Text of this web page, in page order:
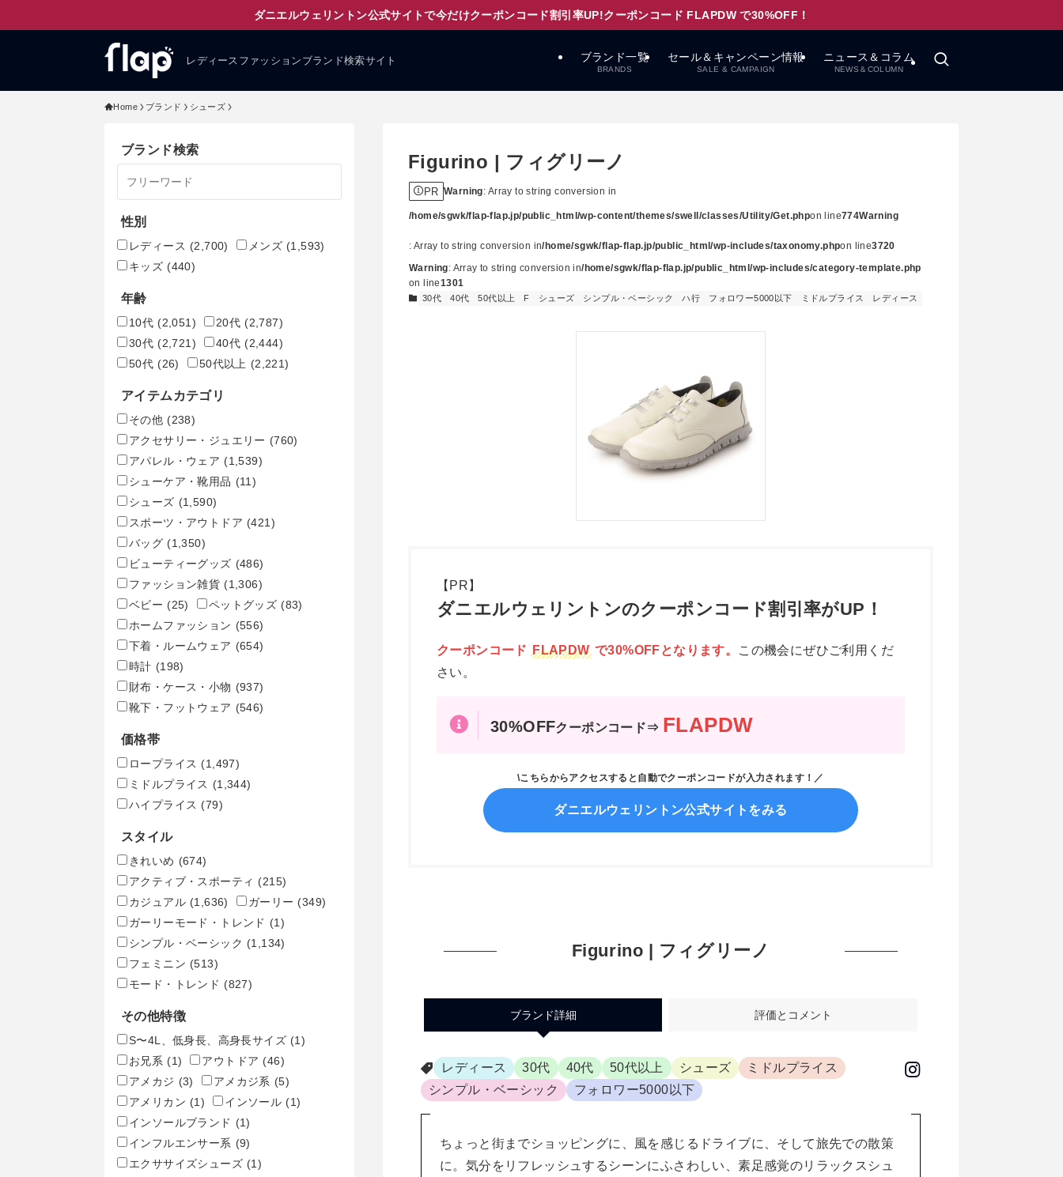
ダニエルウェリントン公式サイトで今だけクーポンコード割引率UP!クーポンコード FLAPDW で30%OFF！
レディースファッションブランド検索サイト ブランド一覧
BRANDS
セール＆キャンペーン情報
SALE & CAMPAIGN
ニュース＆コラム
NEWS＆COLUMN
Home ブランド シューズ
Figurino | フィグリーノ
PR Warning: Array to string conversion in
/home/sgwk/flap-flap.jp/public_html/wp-content/themes/swell/classes/Utility/Get.phpon line774Warning
: Array to string conversion in/home/sgwk/flap-flap.jp/public_html/wp-includes/taxonomy.phpon line3720
Warning: Array to string conversion in/home/sgwk/flap-flap.jp/public_html/wp-includes/category-template.php
on line1301
30代 40代 50代以上 F シューズ シンプル・ベーシック ハ行 フォロワー5000以下 ミドルプライス レディース
【PR】
ダニエルウェリントンのクーポンコード割引率がUP！
クーポンコードFLAPDWで30%OFFとなります。
この機会にぜひご利用くだ
さい。
30%OFFクーポンコード⇒ FLAPDW
\こちらからアクセスすると自動でクーポンコードが入力されます！／
ダニエルウェリントン公式サイトをみる
Figurino | フィグリーノ
ブランド詳細 評価とコメント
レディース 30代 40代 50代以上 シューズ
ミドルプライス
シンプル・ベーシック
フォロワー5000以下
ちょっと街までショッピングに、風を感じるドライブに、そして旅先での散策
に。気分をリフレッシュするシーンにふさわしい、素足感覚のリラックスシュ
ブランド検索
性別
レディース (2,700) メンズ (1,593)
キッズ (440)
年齢
10代 (2,051) 20代 (2,787)
30代 (2,721) 40代 (2,444)
50代 (26) 50代以上 (2,221)
アイテムカテゴリ
その他 (238)
アクセサリー・ジュエリー (760)
アパレル・ウェア (1,539)
シューケア・靴用品 (11)
シューズ (1,590)
スポーツ・アウトドア (421)
バッグ (1,350)
ビューティーグッズ (486)
ファッション雑貨 (1,306)
ベビー (25) ペットグッズ (83)
ホームファッション (556)
下着・ルームウェア (654)
時計 (198)
財布・ケース・小物 (937)
靴下・フットウェア (546)
価格帯
ロープライス (1,497)
ミドルプライス (1,344)
ハイプライス (79)
スタイル
きれいめ (674)
アクティブ・スポーティ (215)
カジュアル (1,636) ガーリー (349)
ガーリーモード・トレンド (1)
シンプル・ベーシック (1,134)
フェミニン (513)
モード・トレンド (827)
その他特徴
S〜4L、低身長、高身長サイズ (1)
お兄系 (1) アウトドア (46)
アメカジ (3) アメカジ系 (5)
アメリカン (1) インソール (1)
インソールブランド (1)
インフルエンサー系 (9)
エクササイズシューズ (1)